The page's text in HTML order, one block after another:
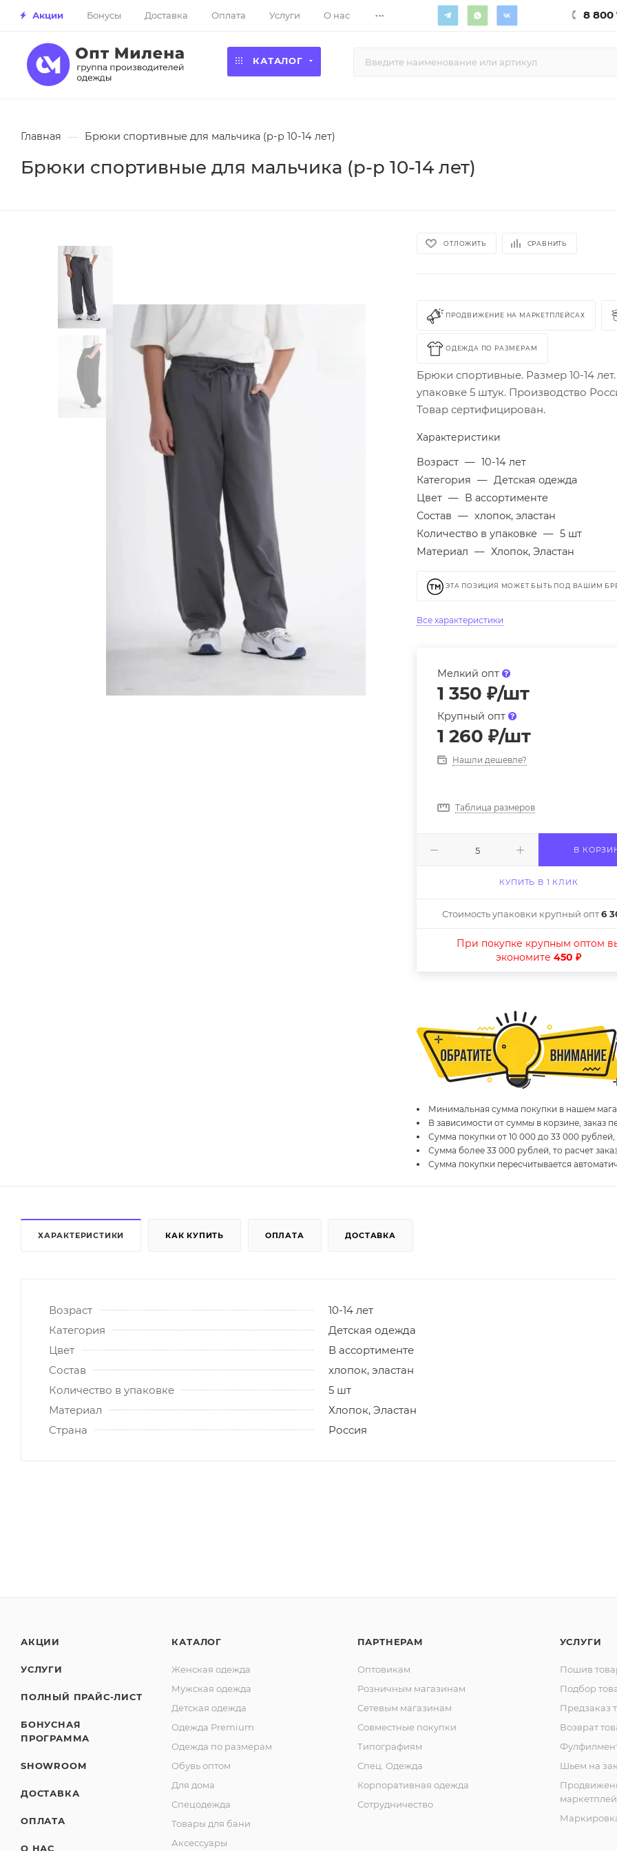
Акции Бонусы Доставка Оплата Услуги О нас ... 8 800
КАТАЛОГ
Главная — Брюки спортивные для мальчика (р-р 10-14 лет)
Брюки спортивные для мальчика (р-р 10-14 лет)
ОТЛОЖИТЬ СРАВНИТЬ
ПРОДВИЖЕНИЕ НА МАРКЕТПЛЕЙСАХ
ОДЕЖДА ПО РАЗМЕРАМ
Брюки спортивные. Размер 10-14
упаковке 5 штук. Производство
Товар сертифицирован.
Характеристики
Возраст — 10-14 лет
Категория — Детская одежда
Цвет — В ассортименте
Состав — хлопок, эластан
Количество в упаковке — 5 шт
Материал — Хлопок, Эластан
ЭТА ПОЗИЦИЯ МОЖЕТ БЫТЬ ПОД ВАШИМ
Все характеристики
Мелкий опт
1 350 ₽/шт
Крупный опт
1 260 ₽/шт
Нашли дешевле?
Таблица размеров
В
КУПИТЬ В 1 КЛИК
Стоимость упаковки крупный опт6
При покупке крупным оптом
экономите450 ₽
Минимальная сумма покупки в нашем
В зависимости от суммы в корзине, заказ
Сумма покупки от 10 000 до 33 000 рублей,
Сумма более 33 000 рублей, то расчет
Сумма покупки пересчитывается
ХАРАКТЕРИСТИКИ КАК КУПИТЬ ОПЛАТА ДОСТАВКА
Возраст
10-14 лет
Категория
Детская одежда
Цвет
В ассортименте
Состав
хлопок, эластан
Количество в упаковке
5 шт
Материал
Хлопок, Эластан
Страна
Россия
АКЦИИ
УСЛУГИ
ПОЛНЫЙ ПРАЙС-ЛИСТ
БОНУСНАЯ
ПРОГРАММА
SHOWROOM
ДОСТАВКА
ОПЛАТА
О НАС
КАТАЛОГ
Женская одежда
Мужская одежда
Детская одежда
Одежда Premium
Одежда по размерам
Обувь оптом
Для дома
Спецодежда
Товары для бани
Аксессуары
ПАРТНЕРАМ
Оптовикам
Розничным магазинам
Сетевым магазинам
Совместные покупки
Типографиям
Спец. Одежда
Корпоративная одежда
Сотрудничество
УСЛУГИ
Пошив
Подбор
Предзаказ
Возврат
Шьем на